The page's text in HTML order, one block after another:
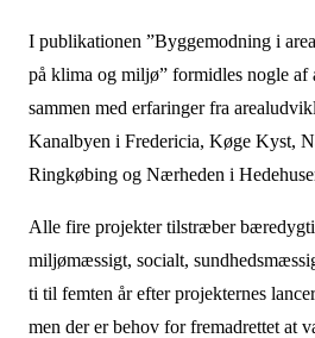
I publikationen ”Byggemodning i
på klima og miljø” formidles nogle af
sammen med erfaringer fra
Kanalbyen i Fredericia, Køge Kyst,
Ringkøbing og Nærheden i
Alle fire projekter tilstræber
miljømæssigt, socialt,
ti til femten år efter projekternes
men der er behov for fremadrettet at